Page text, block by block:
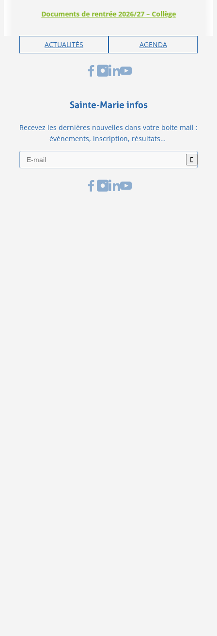
Documents de rentrée 2026/27 – Collège
ACTUALITÉS AGENDA
Sainte-Marie infos
Recevez les dernières nouvelles dans votre boite mail :
événements, inscription, résultats…
